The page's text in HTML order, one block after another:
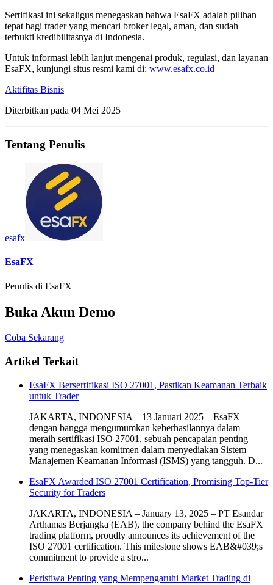
Sertifikasi ini sekaligus menegaskan bahwa EsaFX adalah pilihan
tepat bagi trader yang mencari broker legal, aman, dan sudah
terbukti kredibilitasnya di Indonesia.
Untuk informasi lebih lanjut mengenai produk, regulasi, dan layanan
EsaFX, kunjungi situs resmi kami di: www.esafx.co.id
Aktifitas Bisnis
Diterbitkan pada 04 Mei 2025
Tentang Penulis
esafx
EsaFX
Penulis di EsaFX
Buka Akun Demo
Coba Sekarang
Artikel Terkait
EsaFX Bersertifikasi ISO 27001, Pastikan Keamanan Terbaik
untuk Trader
JAKARTA, INDONESIA – 13 Januari 2025 – EsaFX
dengan bangga mengumumkan keberhasilannya dalam
meraih sertifikasi ISO 27001, sebuah pencapaian penting
yang menegaskan komitmen dalam menyediakan Sistem
Manajemen Keamanan Informasi (ISMS) yang tangguh. D...
EsaFX Awarded ISO 27001 Certification, Promising Top-Tier
Security for Traders
JAKARTA, INDONESIA – January 13, 2025 – PT Esandar
Arthamas Berjangka (EAB), the company behind the EsaFX
trading platform, proudly announces its achievement of the
ISO 27001 certification. This milestone shows EAB&#039;s
commitment to provide a stro...
Peristiwa Penting yang Mempengaruhi Market Trading di